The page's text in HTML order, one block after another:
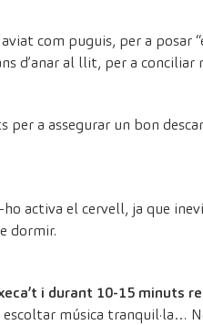
com puguis, per a posar
d’anar al llit, per a conciliar
a assegurar un bon
activa el cervell, ja que
dormir.
i durant 10-15
música tranquil·la…